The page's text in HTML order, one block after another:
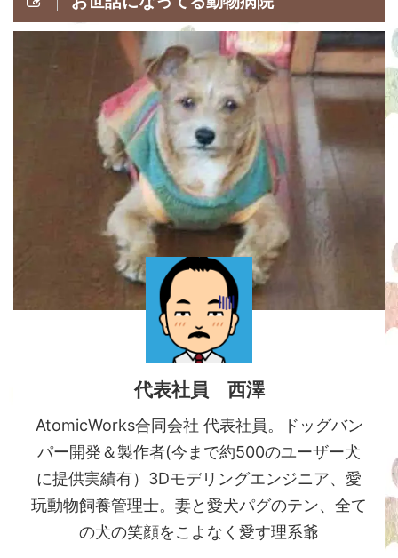
代表社員 西澤
AtomicWorks合同会社 代表社員。ドッグバン
パー開発＆製作者(今まで約500のユーザー犬
に提供実績有）3Dモデリングエンジニア、愛
玩動物飼養管理士。妻と愛犬パグのテン、全て
の犬の笑顔をこよなく愛す理系爺